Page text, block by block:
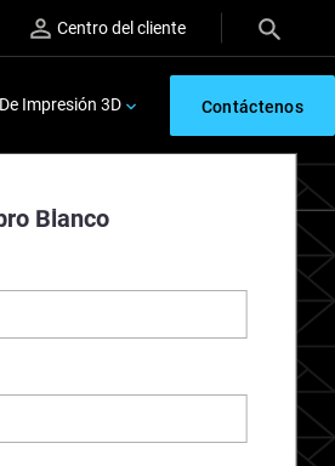
Centro del cliente
Impresión 3D Contáctenos
Solution
Blanco